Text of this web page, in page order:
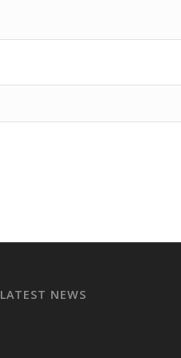
LATEST NEWS